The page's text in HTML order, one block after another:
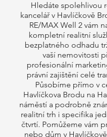
Hledáte spolehlivou
kancelář v Havlíčkově
RE/MAX Well 2 vám
kompletní realitní
bezplatného odhadu
vaší nemovitosti
profesionální
právní zajištění celé
Působíme přímo v
Havlíčkova Brodu na
náměstí a podrobně
realitní trh i specifika
čtvrtí. Pomůžeme vám
nebo dům v